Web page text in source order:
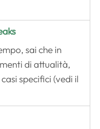
sai che in
di attualità,
specifici (vedi il